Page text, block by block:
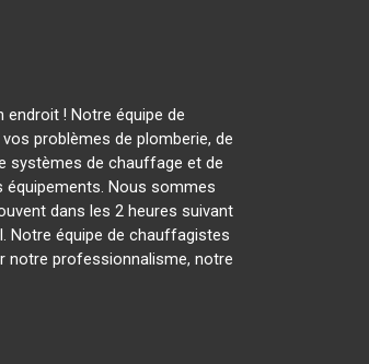
! Notre équipe de
problèmes de plomberie, de
systèmes de chauffage et de
Nous sommes
dans les 2 heures suivant
Notre équipe de chauffagistes
notre professionnalisme, notre